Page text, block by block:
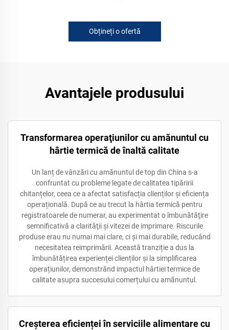
Obțineți o ofertă
Avantajele produsului
Transformarea operaţiunilor cu amănuntul cu
hârtie termică de înaltă calitate
Un lanț de vânzări cu amănuntul de top din China s-a
confruntat cu probleme legate de calitatea tipăririi
chitanțelor, ceea ce a afectat satisfacția clienților și eficiența
operațională. După ce au trecut la hârtia termică pentru
registratoarele de numerar, au experimentat o îmbunătăţire
semnificativă a clarităţii şi vitezei de imprimare. Riscurile
produse erau nu numai mai clare, ci şi mai durabile, reducând
necesitatea reimprimării. Această tranziție a dus la
îmbunătățirea experienței clienților și la simplificarea
operațiunilor, demonstrând impactul hârtiei termice de
calitate asupra succesului comerțului cu amănuntul.
Creșterea eficienței în serviciile alimentare cu